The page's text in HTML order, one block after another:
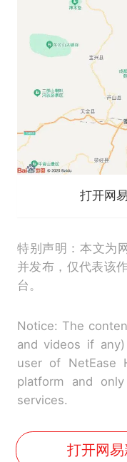
打开网
特别声明：本文为
并发布，仅代表该
台。
Notice: The
and videos if
user of NetEase
platform and
services.
打开网